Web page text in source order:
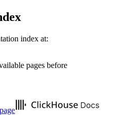
index at:
pages before